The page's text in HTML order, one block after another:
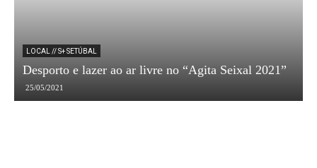
LOCAL // S+ SETÚBAL
Desporto e lazer ao ar livre no “Agita Seixal 2021”
25/05/2021